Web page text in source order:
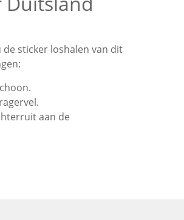
de sticker loshalen van dit
aan de